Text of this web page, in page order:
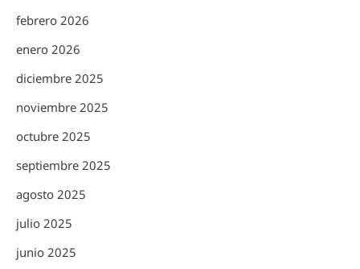
febrero 2026
enero 2026
diciembre 2025
noviembre 2025
octubre 2025
septiembre 2025
agosto 2025
julio 2025
junio 2025